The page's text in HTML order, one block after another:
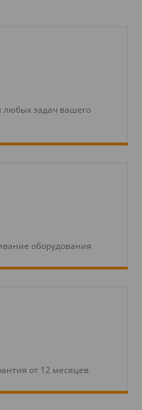
любых задач вашего
оборудования
от 12 месяцев